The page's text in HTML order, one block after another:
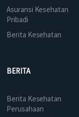
Asuransi Kesehatan
Pribadi
Berita Kesehatan
BERITA
Berita Kesehatan
Perusahaan